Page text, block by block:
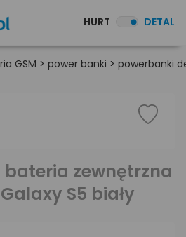
HURT DETAL
GSM > power banki > powerbanki
zewnętrzna
S5 biały